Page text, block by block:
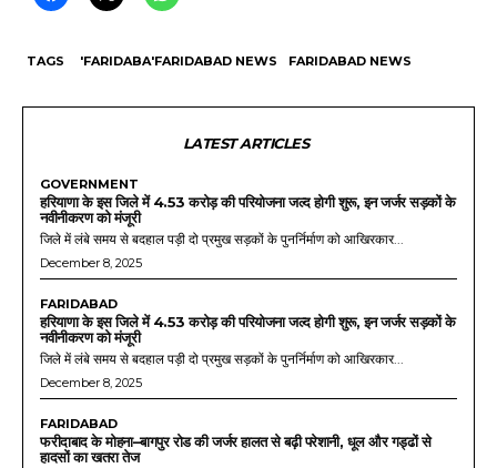
TAGS 'FARIDABA'FARIDABAD NEWS FARIDABAD NEWS
LATEST ARTICLES
GOVERNMENT
हरियाणा के इस जिले में 4.53 करोड़ की परियोजना जल्द होगी शुरू, इन जर्जर सड़कों के
नवीनीकरण को मंजूरी
जिले में लंबे समय से बदहाल पड़ी दो प्रमुख सड़कों के पुनर्निर्माण को आखिरकार...
December 8, 2025
FARIDABAD
हरियाणा के इस जिले में 4.53 करोड़ की परियोजना जल्द होगी शुरू, इन जर्जर सड़कों के
नवीनीकरण को मंजूरी
जिले में लंबे समय से बदहाल पड़ी दो प्रमुख सड़कों के पुनर्निर्माण को आखिरकार...
December 8, 2025
FARIDABAD
फरीदाबाद के मोहना–बागपुर रोड की जर्जर हालत से बढ़ी परेशानी, धूल और गड्ढों से
हादसों का खतरा तेज